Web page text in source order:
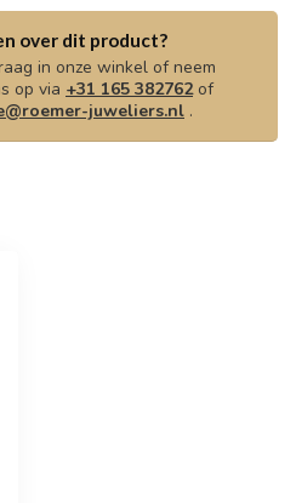
over dit product?
in onze winkel of neem
op via +31 165 382762of
juweliers.nl .